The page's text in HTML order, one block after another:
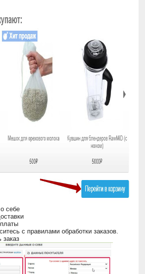
себе
с правилами обработки заказов.